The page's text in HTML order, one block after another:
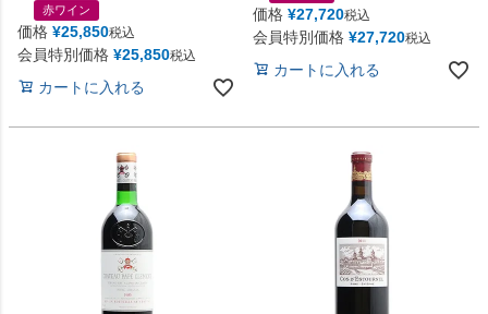
赤ワイン
価格 ¥25,850税込
会員特別価格 ¥25,850税込
カートに入れる
価格 ¥27,720税込
会員特別価格 ¥27,720税込
カートに入れる